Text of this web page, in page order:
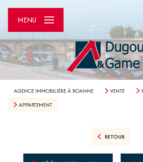
MENU
AGENCE IMMOBILIÈRE À ROANNE VENTE
APPARTEMENT
RETOUR